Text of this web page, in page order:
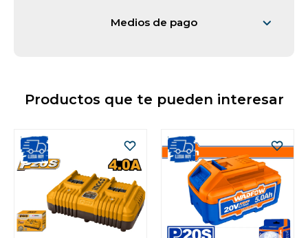
Medios de pago
Productos que te pueden interesar